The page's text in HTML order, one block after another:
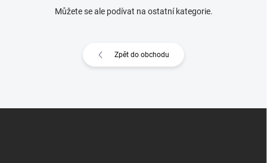
Můžete se ale podívat na ostatní kategorie.
Zpět do obchodu